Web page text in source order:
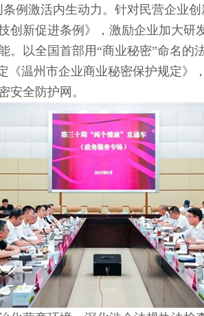
例激活内生动力。针对民营企业
创新促进条例》，激励企业加大研
。以全国首部用“商业秘密”命名的
《温州市企业商业秘密保护规定》
安全防护网。